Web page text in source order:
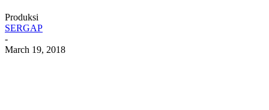
Produksi
SERGAP
-
March 19, 2018